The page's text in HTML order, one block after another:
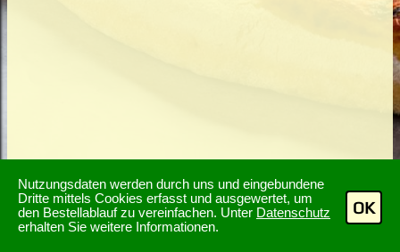
Nutzungsdaten werden durch uns und eingebundene
Dritte mittels Cookies erfasst und ausgewertet, um
den Bestellablauf zu vereinfachen. Unter Datenschutz
erhalten Sie weitere Informationen.
OK